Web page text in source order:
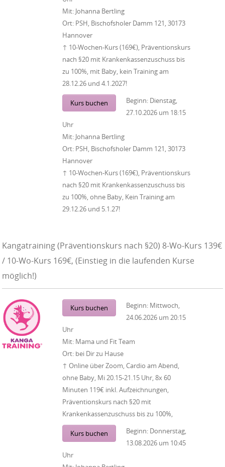
Mit: Johanna Bertling
Ort: PSH, Bischofsholer Damm 121, 30173
Hannover
↑ 10-Wochen-Kurs (169€), Präventionskurs
nach §20 mit Krankenkassenzuschuss bis
zu 100%, mit Baby, kein Training am
28.12.26 und 4.1.2027!
Kurs buchen Beginn: Dienstag,
27.10.2026 um 18:15
Uhr
Mit: Johanna Bertling
Ort: PSH, Bischofsholer Damm 121, 30173
Hannover
↑ 10-Wochen-Kurs (169€), Präventionskurs
nach §20 mit Krankenkassenzuschuss bis
zu 100%, ohne Baby, Kein Training am
29.12.26 und 5.1.27!
Kangatraining (Präventionskurs nach §20) 8-Wo-Kurs 139€
/ 10-Wo-Kurs 169€, (Einstieg in die laufenden Kurse
möglich!)
Kurs buchen Beginn: Mittwoch,
24.06.2026 um 20:15
Uhr
Mit: Mama und Fit Team
Ort: bei Dir zu Hause
↑ Online über Zoom, Cardio am Abend,
ohne Baby, Mi 20.15-21.15 Uhr, 8x 60
Minuten 119€ inkl. Aufzeichnungen,
Präventionskurs nach §20 mit
Krankenkassenzuschuss bis zu 100%,
Kurs buchen Beginn: Donnerstag,
13.08.2026 um 10:45
Uhr